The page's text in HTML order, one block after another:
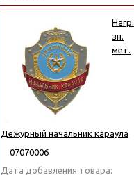
Нагр.
зн.
мет.
Дежурный начальник караула
07070006
Дата добавления товара: